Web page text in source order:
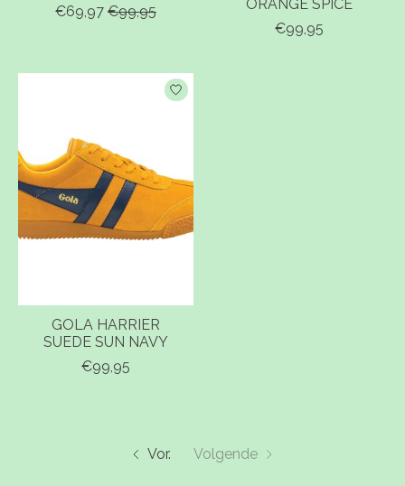
€69,97 €99,95
ORANGE SPICE
€99,95
GOLA HARRIER
SUEDE SUN NAVY
€99,95
Vor. Volgende